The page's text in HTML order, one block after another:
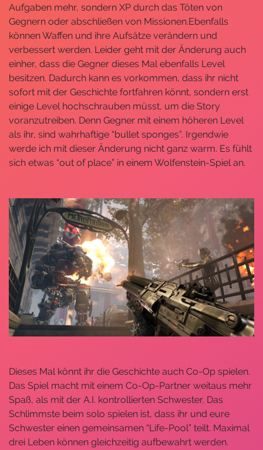
Aufgaben mehr, sondern XP durch das Töten von
Gegnern oder abschließen von Missionen.Ebenfalls
können Waffen und ihre Aufsätze verändern und
verbessert werden. Leider geht mit der Änderung auch
einher, dass die Gegner dieses Mal ebenfalls Level
besitzen. Dadurch kann es vorkommen, dass ihr nicht
sofort mit der Geschichte fortfahren könnt, sondern erst
einige Level hochschrauben müsst, um die Story
voranzutreiben. Denn Gegner mit einem höheren Level
als ihr, sind wahrhaftige “bullet sponges”. Irgendwie
werde ich mit dieser Änderung nicht ganz warm. Es fühlt
sich etwas “out of place” in einem Wolfenstein-Spiel an.
Dieses Mal könnt ihr die Geschichte auch Co-Op spielen.
Das Spiel macht mit einem Co-Op-Partner weitaus mehr
Spaß, als mit der A.I. kontrollierten Schwester. Das
Schlimmste beim solo spielen ist, dass ihr und eure
Schwester einen gemeinsamen “Life-Pool” teilt. Maximal
drei Leben können gleichzeitig aufbewahrt werden.